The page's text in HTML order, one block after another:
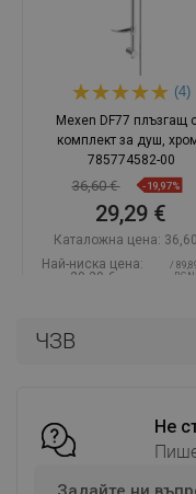
ЧЗВ
Не
(4)
Mexen DF77 плъзгащ
комплект за душ,
785774582-00
36,60 € -19,97%
29,29 €
Каталожна цена:
Най-ниска цена:
29,29 €
/
BGN
Добави в